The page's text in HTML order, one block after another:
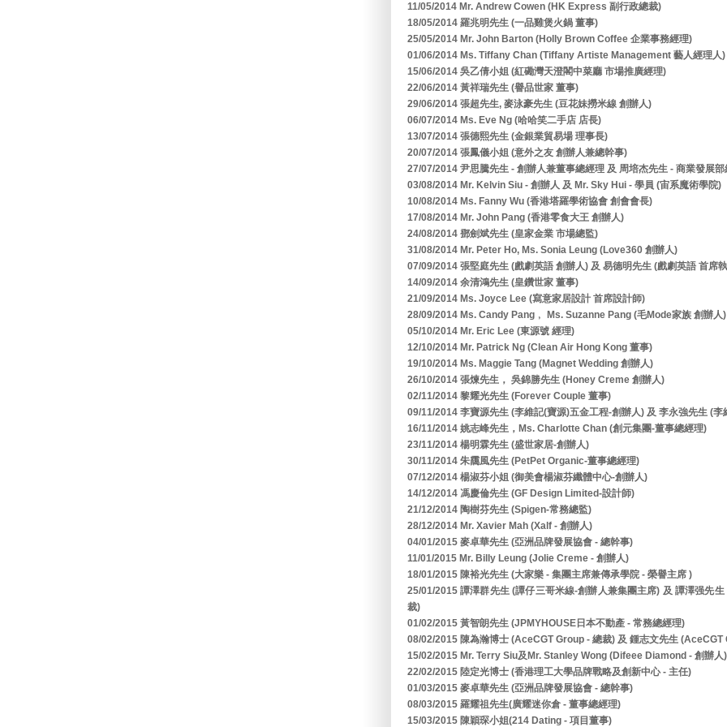
11/05/2014 Mr. Andrew Cowen (HK Express 副行政總裁)
18/05/2014 羅兆明先生 (一品雞煲火鍋 董事)
25/05/2014 Mr. John Barton (Holly Brown Coffee 企業事務經理)
01/06/2014 Ms. Tiffany Chan (Tiffany Artiste Management 藝人經理人)
15/06/2014 吳乙倩小姐 (紅磡灣天澄閣中菜廳 市場推廣經理)
22/06/2014 黃祥瑞先生 (譽品世家 董事)
29/06/2014 張超先生, 麥泳豪先生 (豆花妹撈米線 創辦人)
06/07/2014 Ms. Eve Ng (哈哈笑二手店 店長)
13/07/2014 張德熙先生 (金銀業貿易場 理事長)
20/07/2014 張鳳儀小姐 (意外之友 創辦人兼總幹事)
27/07/2014 尹思騰先生 - 創辦人兼董事總經理 及 周培杰先生 - 商業發展
03/08/2014 Mr. Kelvin Siu - 創辦人 及 Mr. Sky Hui - 學員 (宙系魔術學院)
10/08/2014 Ms. Fanny Wu (香港塔羅學術協會 創會會長)
17/08/2014 Mr. John Pang (香港零食大王 創辦人)
24/08/2014 鄧劍斌先生 (皇家金業 市場總監)
31/08/2014 Mr. Peter Ho, Ms. Sonia Leung (Love360 創辦人)
07/09/2014 張堅庭先生 (戲劇英語 創辦人) 及 易德明先生 (戲劇英語 首席
14/09/2014 余清鴻先生 (皇鑽世家 董事)
21/09/2014 Ms. Joyce Lee (寫意家居設計 首席設計師)
28/09/2014 Ms. Candy Pang﹐ Ms. Suzanne Pang (毛Mode家族 創辦人)
05/10/2014 Mr. Eric Lee (東源號 經理)
12/10/2014 Mr. Patrick Ng (Clean Air Hong Kong 董事)
19/10/2014 Ms. Maggie Tang (Magnet Wedding 創辦人)
26/10/2014 張煉先生， 吳錦勝先生 (Honey Creme 創辦人)
02/11/2014 黎耀光先生 (Forever Couple 董事)
09/11/2014 李寶源先生 (李維記(寶源)五金工程-創辦人) 及 李永強先生 (
16/11/2014 姚志峰先生，Ms. Charlotte Chan (創元集團-董事總經理)
23/11/2014 楊明霖先生 (盛世家居-創辦人)
30/11/2014 朱靄風先生 (PetPet Organic-董事總經理)
07/12/2014 楊淑芬小姐 (御美會楊淑芬纖體中心-創辦人)
14/12/2014 馮慶倫先生 (GF Design Limited-設計師)
21/12/2014 陶樹芬先生 (Spigen-常務總監)
28/12/2014 Mr. Xavier Mah (Xalf - 創辦人)
04/01/2015 麥卓華先生 (亞洲品牌發展協會 - 總幹事)
11/01/2015 Mr. Billy Leung (Jolie Creme - 創辦人)
18/01/2015 陳裕光先生 (大家樂 - 集團主席兼傳承學院 - 榮譽主席 )
25/01/2015 譚澤群先生 (譚仔三哥米線-創辦人兼集團主席) 及 譚澤强先
裁)
01/02/2015 黃智朗先生 (JPMYHOUSE日本不動產 - 常務總經理)
08/02/2015 陳為瀚博士 (AceCGT Group - 總裁) 及 鍾志文先生 (AceCGT
15/02/2015 Mr. Terry Siu及Mr. Stanley Wong (Difeee Diamond - 創辦人)
22/02/2015 陸定光博士 (香港理工大學品牌戰略及創新中心 - 主任)
01/03/2015 麥卓華先生 (亞洲品牌發展協會 - 總幹事)
08/03/2015 羅耀祖先生(廣耀迷你倉 - 董事總經理)
15/03/2015 陳穎琛小姐(214 Dating - 項目董事)